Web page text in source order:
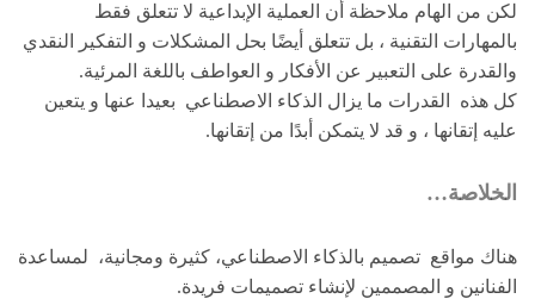
لكن من الهام ملاحظة أن العملية الإبداعية لا تتعلق فقط
بالمهارات التقنية ، بل تتعلق أيضًا بحل المشكلات و التفكير النقدي
والقدرة على التعبير عن الأفكار و العواطف باللغة المرئية.
كل هذه القدرات ما يزال الذكاء الاصطناعي بعيدا عنها و يتعين
عليه إتقانها ، و قد لا يتمكن أبدًا من إتقانها.
الخلاصة…
هناك مواقع تصميم بالذكاء الاصطناعي، كثيرة ومجانية، لمساعدة
الفنانين و المصممين لإنشاء تصميمات فريدة.